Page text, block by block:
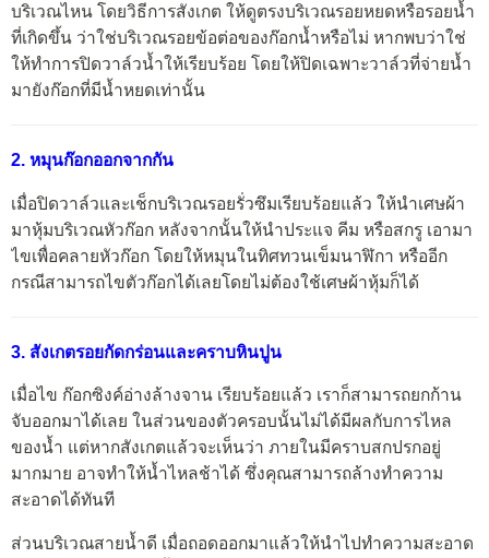
บริเวณไหน โดยวิธีการสังเกต ให้ดูตรงบริเวณรอยหยดหรือรอยน้ำ
ที่เกิดขึ้น ว่าใช่บริเวณรอยข้อต่อของก๊อกน้ำหรือไม่ หากพบว่าใช่
ให้ทำการปิดวาล์วน้ำให้เรียบร้อย โดยให้ปิดเฉพาะวาล์วที่จ่ายน้ำ
มายังก๊อกที่มีน้ำหยดเท่านั้น
2. หมุนก๊อกออกจากกัน
เมื่อปิดวาล์วและเช็กบริเวณรอยรั่วซึมเรียบร้อยแล้ว ให้นำเศษผ้า
มาหุ้มบริเวณหัวก๊อก หลังจากนั้นให้นำประแจ คีม หรือสกรู เอามา
ไขเพื่อคลายหัวก๊อก โดยให้หมุนในทิศทวนเข็มนาฬิกา หรืออีก
กรณีสามารถไขตัวก๊อกได้เลยโดยไม่ต้องใช้เศษผ้าหุ้มก็ได้
3. สังเกตรอยกัดกร่อนและคราบหินปูน
เมื่อไข ก๊อกซิงค์อ่างล้างจาน เรียบร้อยแล้ว เราก็สามารถยกก้าน
จับออกมาได้เลย ในส่วนของตัวครอบนั้นไม่ได้มีผลกับการไหล
ของน้ำ แต่หากสังเกตแล้วจะเห็นว่า ภายในมีคราบสกปรกอยู่
มากมาย อาจทำให้น้ำไหลช้าได้ ซึ่งคุณสามารถล้างทำความ
สะอาดได้ทันที
ส่วนบริเวณสายน้ำดี เมื่อถอดออกมาแล้วให้นำไปทำความสะอาด